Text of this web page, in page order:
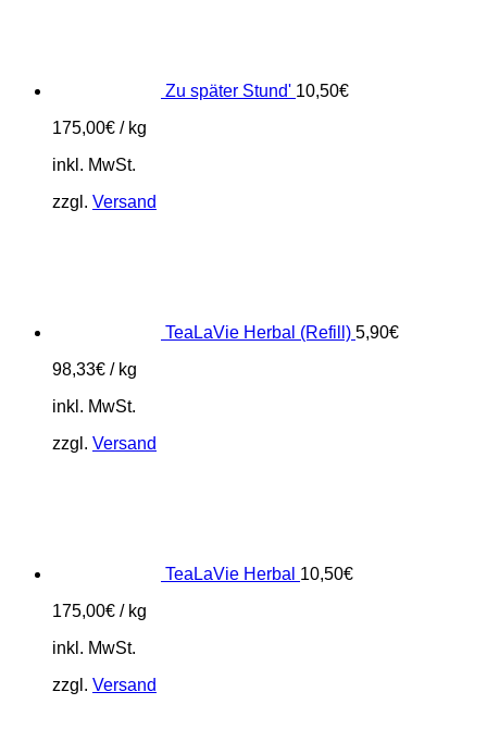
Zu später Stund' 10,50€
175,00€ / kg
inkl. MwSt.
zzgl. Versand
TeaLaVie Herbal (Refill) 5,90€
98,33€ / kg
inkl. MwSt.
zzgl. Versand
TeaLaVie Herbal 10,50€
175,00€ / kg
inkl. MwSt.
zzgl. Versand